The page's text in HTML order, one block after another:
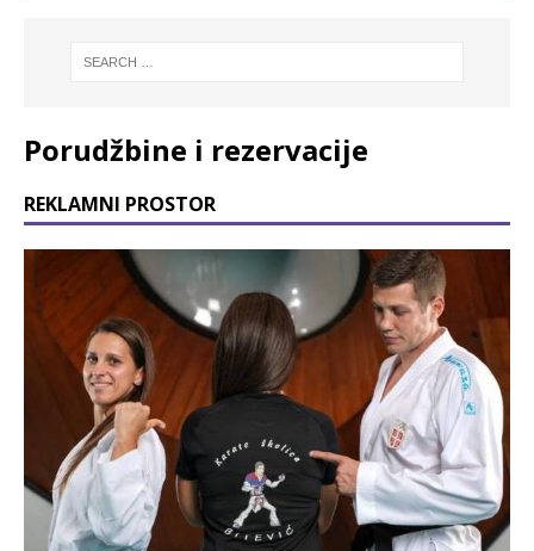
Porudžbine i rezervacije
REKLAMNI PROSTOR